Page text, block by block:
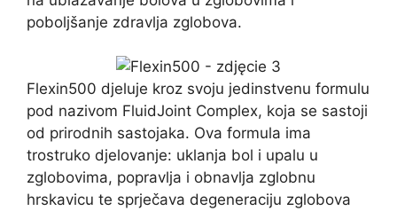
poboljšanje zdravlja zglobova.
Flexin500 djeluje kroz svoju jedinstvenu formulu
pod nazivom FluidJoint Complex, koja se sastoji
od prirodnih sastojaka. Ova formula ima
trostruko djelovanje: uklanja bol i upalu u
zglobovima, popravlja i obnavlja zglobnu
hrskavicu te sprječava degeneraciju zglobova